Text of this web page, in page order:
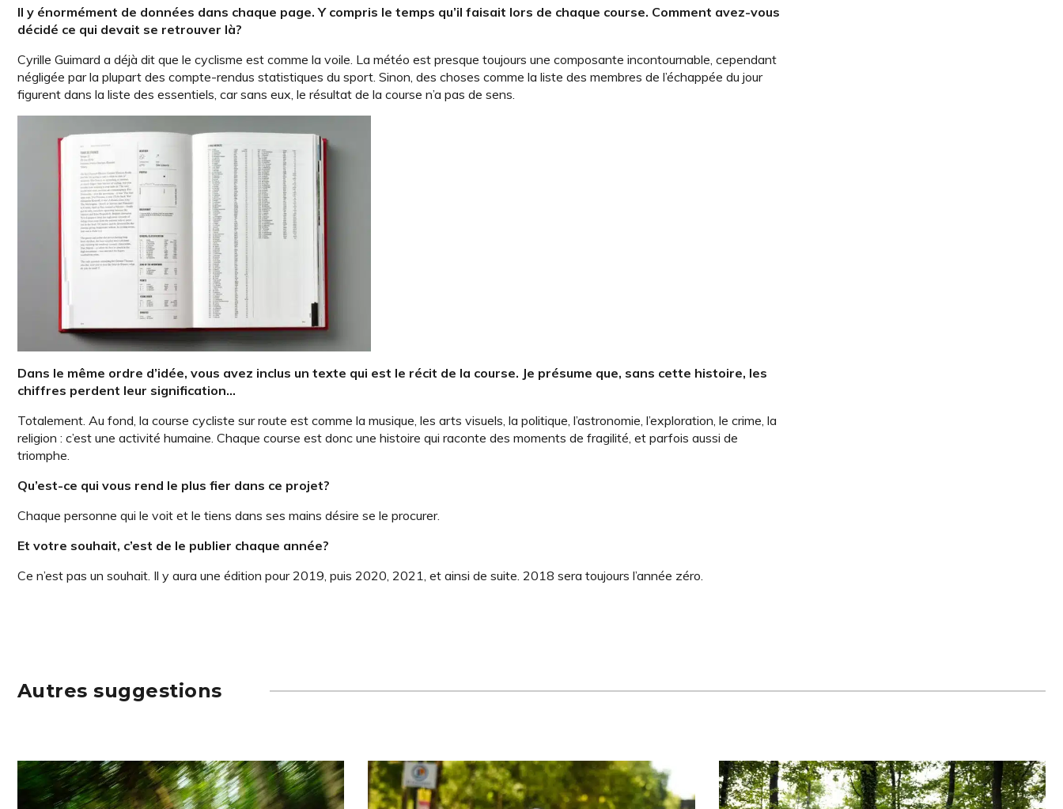
Il y énormément de données dans chaque page. Y compris le temps qu’il faisait lors de chaque course. Comment avez-vous
décidé ce qui devait se retrouver là?
Cyrille Guimard a déjà dit que le cyclisme est comme la voile. La météo est presque toujours une composante incontournable, cependant
négligée par la plupart des compte-rendus statistiques du sport. Sinon, des choses comme la liste des membres de l’échappée du jour
figurent dans la liste des essentiels, car sans eux, le résultat de la course n’a pas de sens.
Dans le même ordre d’idée, vous avez inclus un texte qui est le récit de la course. Je présume que, sans cette histoire, les
chiffres perdent leur signification…
Totalement. Au fond, la course cycliste sur route est comme la musique, les arts visuels, la politique, l’astronomie, l’exploration, le crime, la
religion : c’est une activité humaine. Chaque course est donc une histoire qui raconte des moments de fragilité, et parfois aussi de
triomphe.
Qu’est-ce qui vous rend le plus fier dans ce projet?
Chaque personne qui le voit et le tiens dans ses mains désire se le procurer.
Et votre souhait, c’est de le publier chaque année?
Ce n’est pas un souhait. Il y aura une édition pour 2019, puis 2020, 2021, et ainsi de suite. 2018 sera toujours l’année zéro.
Autres suggestions